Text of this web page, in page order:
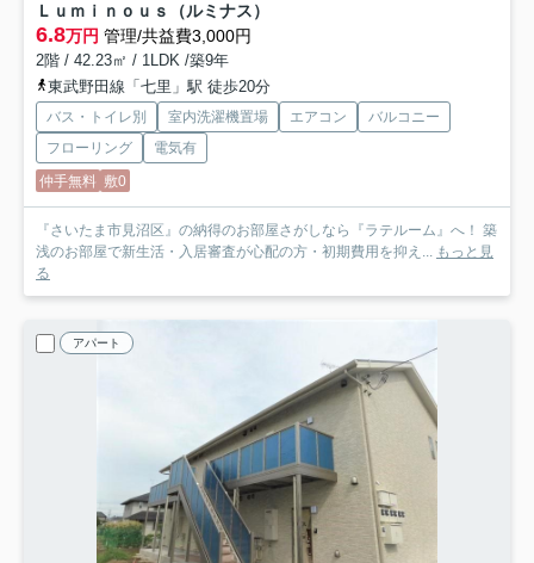
Ｌｕｍｉｎｏｕｓ（ルミナス）
6.8万円 管理/共益費3,000円
2階 / 42.23㎡ / 1LDK /築9年
東武野田線「七里」駅 徒歩20分
バス・トイレ別 室内洗濯機置場 エアコン
バルコニー
フローリング
電気有
仲手無料 敷0
『さいたま市見沼区』の納得のお部屋さがしなら『ラテルーム』へ！ 築
浅のお部屋で新生活・入居審査が心配の方・初期費用を抑え... もっと見
る
アパート